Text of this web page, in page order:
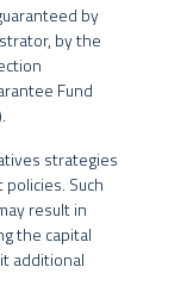
podendo,
capital aplicado,
de aportar recursos
Os fundos
concentração em
Não há
o tratamento
Livre
by
by the
Fund
strategies
Such
result in
the capital
additional